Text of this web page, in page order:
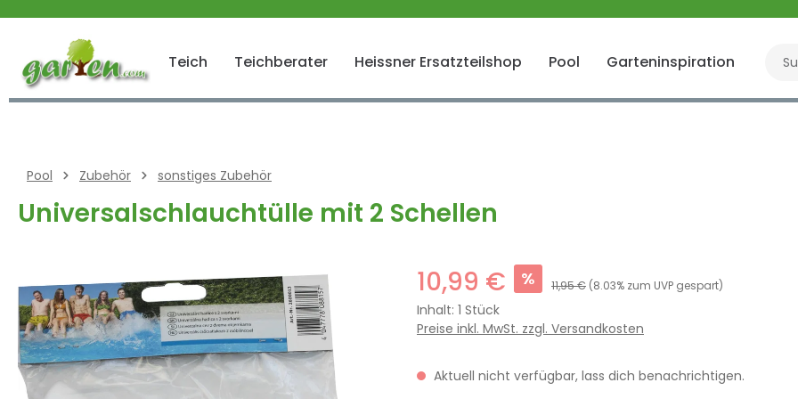
Zur Hauptnavigation springen
Teich Teichberater Heissner Ersatzteilshop Pool Garteninspiration
Pool Zubehör sonstiges Zubehör
Universalschlauchtülle mit 2 Schellen
10,99 € % 11,95 € (8.03% zum UVP gespart)
Inhalt: 1 Stück
Preise inkl. MwSt. zzgl. Versandkosten
Aktuell nicht verfügbar, lass dich benachrichtigen.